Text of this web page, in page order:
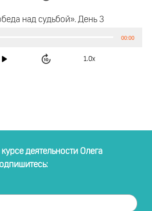
над судьбой». День 3
00:00
1.0x
деятельности Олега